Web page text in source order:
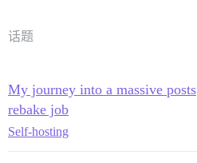
话题
My journey into a massive posts
rebake job
Self-hosting